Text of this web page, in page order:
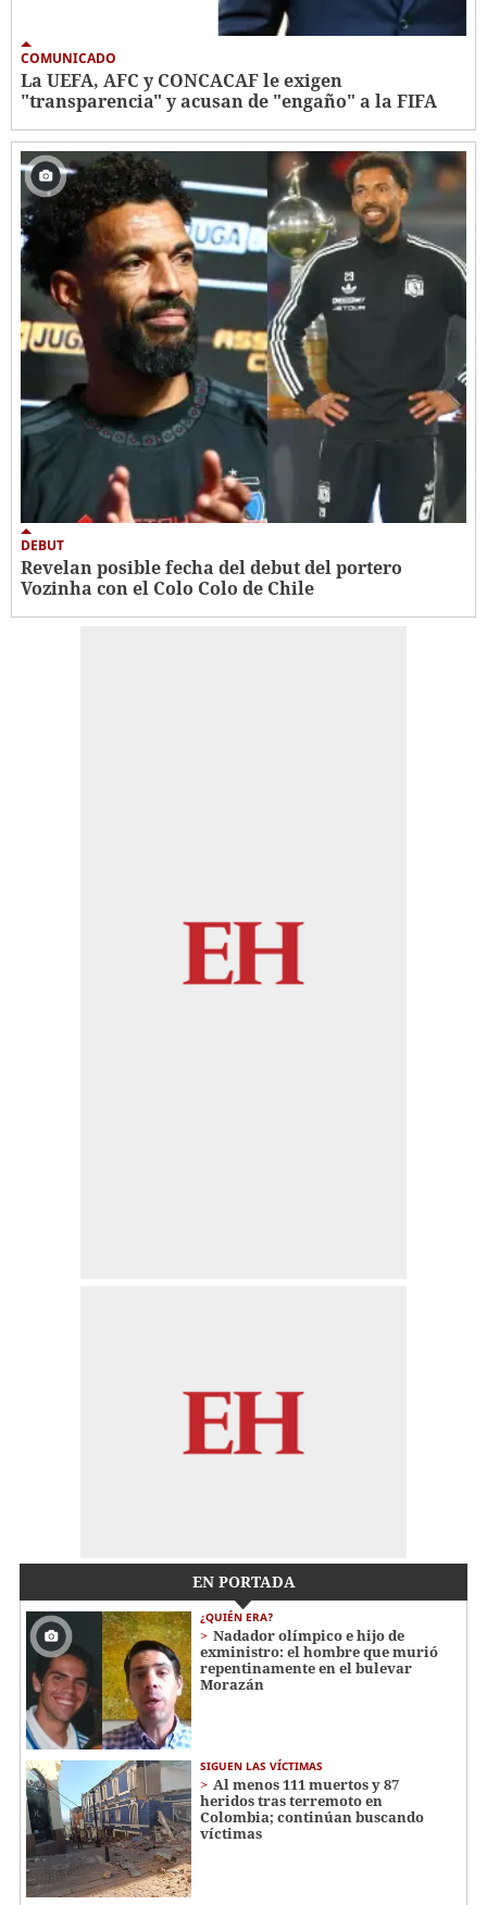
COMUNICADO
La UEFA, AFC y CONCACAF le exigen
"transparencia" y acusan de "engaño" a la FIFA
DEBUT
Revelan posible fecha del debut del portero
Vozinha con el Colo Colo de Chile
EN PORTADA
¿QUIÉN ERA?
Nadador olímpico e hijo de
exministro: el hombre que murió
repentinamente en el bulevar
Morazán
SIGUEN LAS VÍCTIMAS
Al menos 111 muertos y 87
heridos tras terremoto en
Colombia; continúan buscando
víctimas